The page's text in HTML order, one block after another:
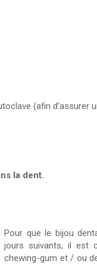
(afin d’assurer
la dent.
Pour que le bijou
jours suivants, il est
chewing-gum et / ou